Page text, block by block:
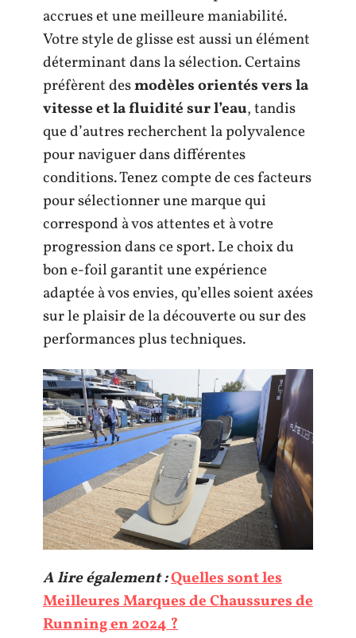
accrues et une meilleure maniabilité.
Votre style de glisse est aussi un élément
déterminant dans la sélection. Certains
préfèrent desmodèles orientés vers la
vitesse et la fluidité sur l’eau, tandis
que d’autres recherchent la polyvalence
pour naviguer dans différentes
conditions. Tenez compte de ces facteurs
pour sélectionner une marque qui
correspond à vos attentes et à votre
progression dans ce sport. Le choix du
bon e-foil garantit une expérience
adaptée à vos envies, qu’elles soient axées
sur le plaisir de la découverte ou sur des
performances plus techniques.
A lire également :Quelles sont les
Meilleures Marques de Chaussures de
Running en 2024 ?